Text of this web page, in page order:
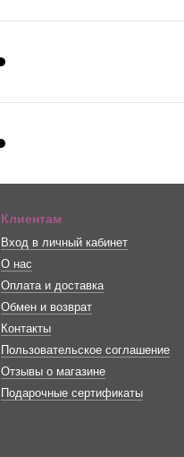
Клиентам
Вход в личный кабинет
О нас
Оплата и доставка
Обмен и возврат
Контакты
Пользовательское соглашение
Отзывы о магазине
Подарочные сертификаты